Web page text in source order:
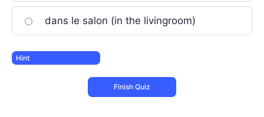
dans le salon (in the livingroom)